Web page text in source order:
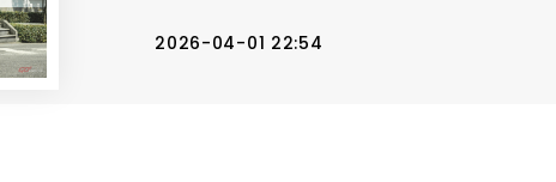
2026-04-01 22:54